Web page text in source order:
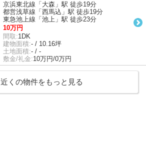
京浜東北線「大森」駅 徒歩19分
都営浅草線「西馬込」駅 徒歩19分
東急池上線「池上」駅 徒歩23分
10万円
間取:1DK
建物面積:- / 10.16坪
土地面積:- / -
敷金/礼金:10万円/0万円
近くの物件をもっと見る